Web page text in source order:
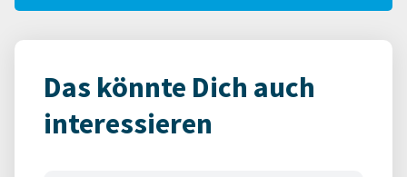
Das könnte Dich auch
interessieren